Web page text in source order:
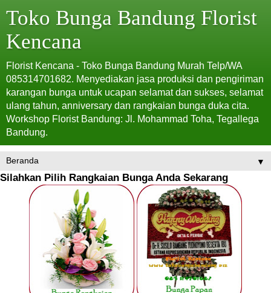
Toko Bunga Bandung Florist
Kencana
Florist Kencana - Toko Bunga Bandung Murah Telp/WA
085314701682. Menyediakan jasa produksi dan pengiriman
karangan bunga untuk ucapan selamat dan sukses, selamat
ulang tahun, anniversary dan rangkaian bunga duka cita.
Workshop Florist Bandung: Jl. Mohammad Toha, Tegallega
Bandung.
▼
Silahkan Pilih Rangkaian Bunga Anda Sekarang